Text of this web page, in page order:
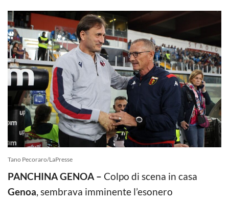
Tano Pecoraro/LaPresse
PANCHINA GENOA – Colpo di scena in casa
Genoa, sembrava imminente l’esonero